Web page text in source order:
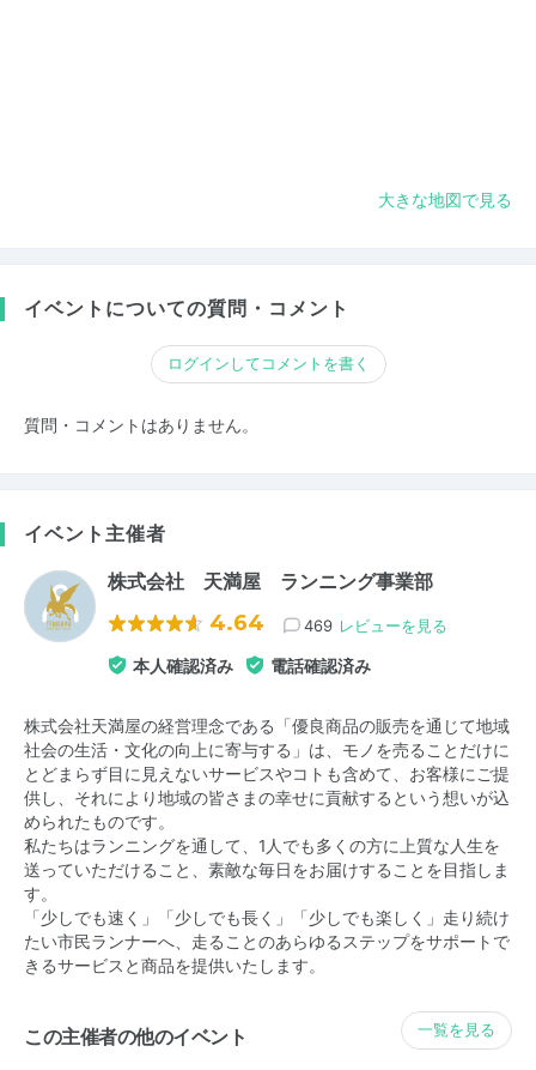
大きな地図で見る
イベントについての質問・コメント
ログインしてコメントを書く
質問・コメントはありません。
イベント主催者
株式会社 天満屋 ランニング事業部
4.64 469 レビューを見る
本人確認済み 電話確認済み
株式会社天満屋の経営理念である「優良商品の販売を通じて地域
社会の生活・文化の向上に寄与する」は、モノを売ることだけに
とどまらず目に見えないサービスやコトも含めて、お客様にご提
供し、それにより地域の皆さまの幸せに貢献するという想いが込
められたものです。
私たちはランニングを通して、1人でも多くの方に上質な人生を
送っていただけること、素敵な毎日をお届けすることを目指しま
す。
「少しでも速く」「少しでも長く」「少しでも楽しく」走り続け
たい市民ランナーへ、走ることのあらゆるステップをサポートで
きるサービスと商品を提供いたします。
この主催者の他のイベント 一覧を見る